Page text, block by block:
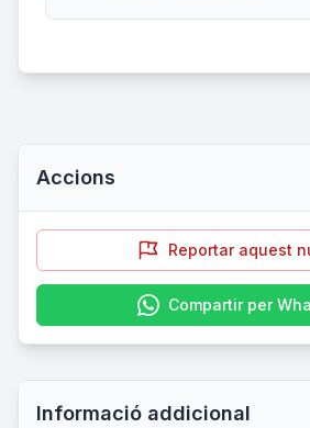
Accions
Reportar aquest
Compartir per
Informació addicional